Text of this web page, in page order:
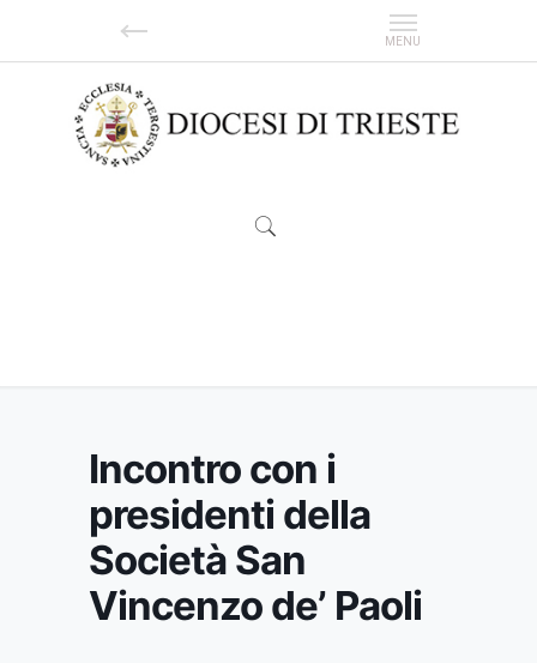
Incontro con i
presidenti della
Società San
Vincenzo de’ Paoli